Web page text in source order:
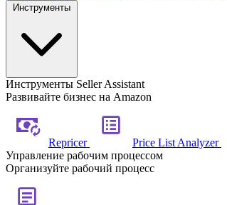
Инструменты Seller Assistant
Развивайте бизнес на Amazon
Repricer Price List Analyzer
Управление рабочим процессом
Организуйте рабочий процесс